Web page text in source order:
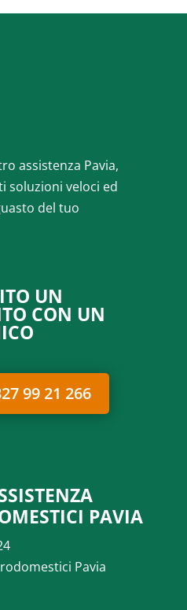
assistenza Pavia,
soluzioni veloci ed
del tuo
UN
CON UN
99 21 266
PAVIA
Pavia